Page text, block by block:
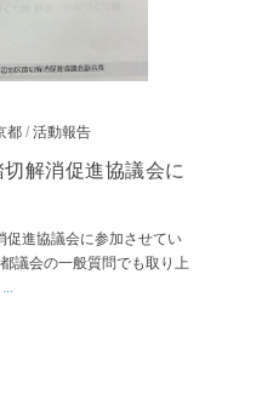
都 / 活動報告
解消促進協議会に
促進協議会に参加させてい
議会の一般質問でも取り上